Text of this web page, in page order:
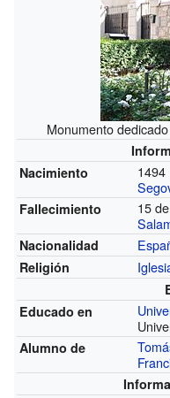
Monumento
Nacimiento
1494
Fallecimiento
15
Nacionalidad
Religión
Educado en
Alumno de